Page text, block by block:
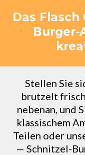
Das
Burger-
Stellen Sie
brutzelt
nebenan, und
klassischem
Teilen oder
— Schnitzel-